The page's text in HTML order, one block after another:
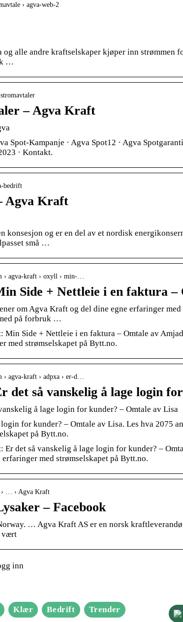
› agva-web-2
og alle andre kraftselskaper kjøper inn strømmen
…
– Agva Kraft
Spot-Kampanje · Agva Spot12 · Agva
· Kontakt.
bedrift
Agva Kraft
konsesjon og er en del av et nordisk
små …
› agva-kraft › oxyll › min-…
Side + Nettleie i en faktura –
om Agva Kraft og del dine egne erfaringer
på forbruk …
Min Side + Nettleie i en faktura – Omtale av
med strømselskapet på Bytt.no.
agva-kraft › adpxa › er-d…
det så vanskelig å lage login
å lage login for kunder? – Omtale av Lisa
for kunder? – Omtale av Lisa. Les hva 2075
på Bytt.no.
Er det så vanskelig å lage login for kunder? –
med strømselskapet på Bytt.no.
› … › Agva Kraft
– Facebook
… Agva Kraft AS er en norsk
vært
inn
Klær Bedrift Trender